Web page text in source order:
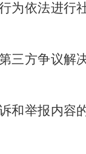
为依法进行
三方争议解
和举报内容